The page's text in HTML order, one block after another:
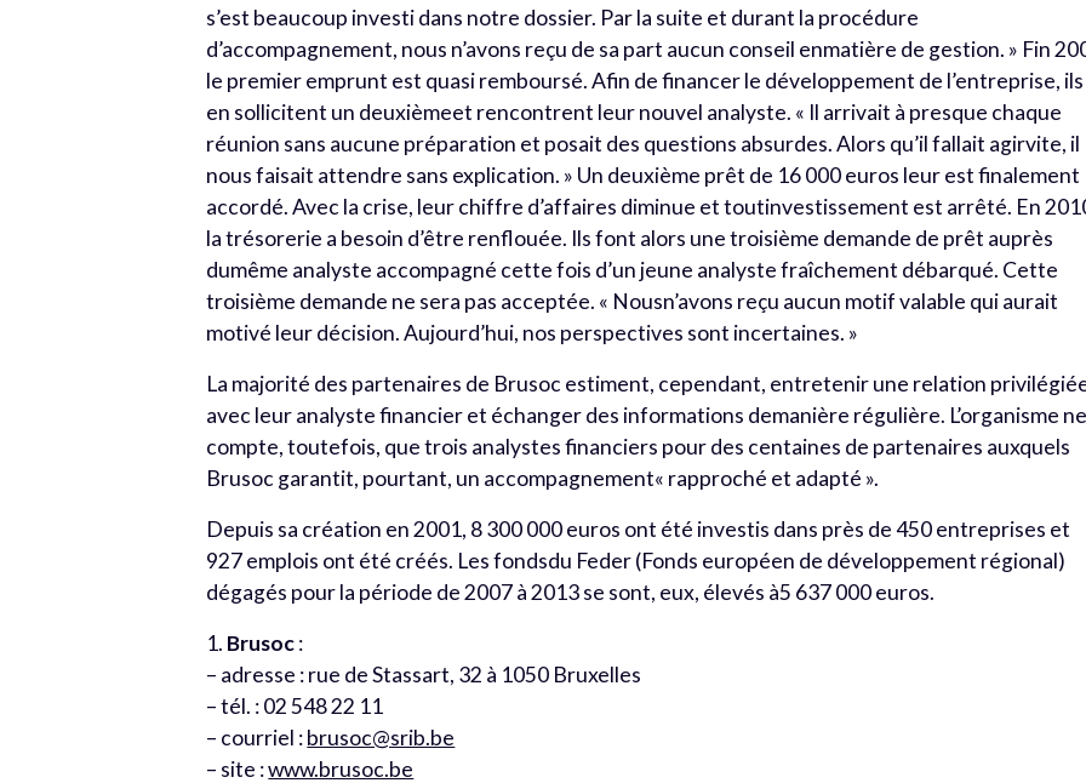
s’est beaucoup investi dans notre dossier. Par la suite et durant la procédure
d’accompagnement, nous n’avons reçu de sa part aucun conseil enmatière de gestion. » Fin
le premier emprunt est quasi remboursé. Afin de financer le développement de l’entreprise, ils
en sollicitent un deuxièmeet rencontrent leur nouvel analyste. « Il arrivait à presque chaque
réunion sans aucune préparation et posait des questions absurdes. Alors qu’il fallait agirvite, il
nous faisait attendre sans explication. » Un deuxième prêt de 16 000 euros leur est finalement
accordé. Avec la crise, leur chiffre d’affaires diminue et toutinvestissement est arrêté. En
la trésorerie a besoin d’être renflouée. Ils font alors une troisième demande de prêt auprès
dumême analyste accompagné cette fois d’un jeune analyste fraîchement débarqué. Cette
troisième demande ne sera pas acceptée. « Nousn’avons reçu aucun motif valable qui aurait
motivé leur décision. Aujourd’hui, nos perspectives sont incertaines. »
La majorité des partenaires de Brusoc estiment, cependant, entretenir une relation
avec leur analyste financier et échanger des informations demanière régulière. L’organisme ne
compte, toutefois, que trois analystes financiers pour des centaines de partenaires auxquels
Brusoc garantit, pourtant, un accompagnement« rapproché et adapté ».
Depuis sa création en 2001, 8 300 000 euros ont été investis dans près de 450 entreprises et
927 emplois ont été créés. Les fondsdu Feder (Fonds européen de développement régional)
dégagés pour la période de 2007 à 2013 se sont, eux, élevés à5 637 000 euros.
1. Brusoc:
– adresse : rue de Stassart, 32 à 1050 Bruxelles
– tél. : 02 548 22 11
– courriel :brusoc@srib.be
– site :www.brusoc.be